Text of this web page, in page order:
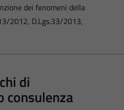
dei fenomeni della
2012, D.Lgs.33/2013,
di
consulenza